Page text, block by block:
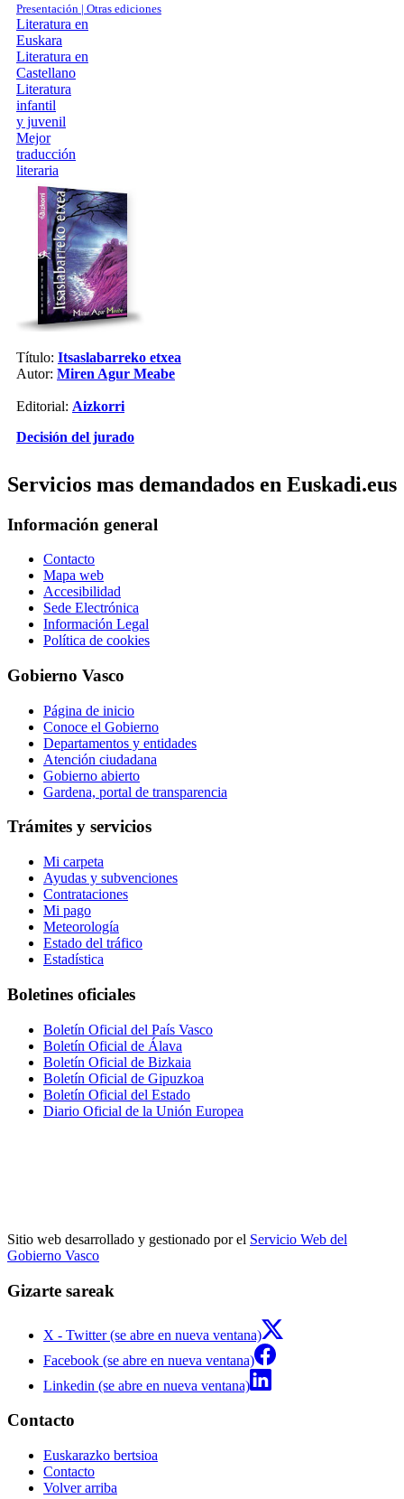
Presentación | Otras ediciones
Literatura en
Euskara
Literatura en
Castellano
Literatura
infantil
y juvenil
Mejor
traducción
literaria
Título: Itsaslabarreko etxea
Autor: Miren Agur Meabe
Editorial: Aizkorri
Decisión del jurado
Servicios mas demandados en Euskadi.eus
Información general
Contacto
Mapa web
Accesibilidad
Sede Electrónica
Información Legal
Política de cookies
Gobierno Vasco
Página de inicio
Conoce el Gobierno
Departamentos y entidades
Atención ciudadana
Gobierno abierto
Gardena, portal de transparencia
Trámites y servicios
Mi carpeta
Ayudas y subvenciones
Contrataciones
Mi pago
Meteorología
Estado del tráfico
Estadística
Boletines oficiales
Boletín Oficial del País Vasco
Boletín Oficial de Álava
Boletín Oficial de Bizkaia
Boletín Oficial de Gipuzkoa
Boletín Oficial del Estado
Diario Oficial de la Unión Europea
Sitio web desarrollado y gestionado por el Servicio Web del
Gobierno Vasco
Gizarte sareak
X - Twitter (se abre en nueva ventana)
Facebook (se abre en nueva ventana)
Linkedin (se abre en nueva ventana)
Contacto
Euskarazko bertsioa
Contacto
Volver arriba